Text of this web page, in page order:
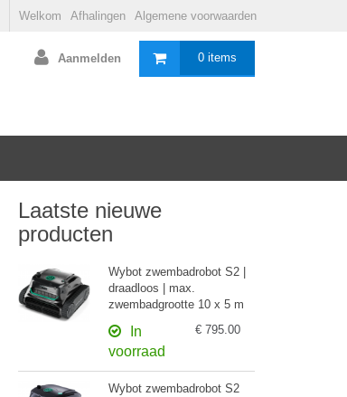
Welkom Afhalingen Algemene voorwaarden
0 items
Aanmelden
Laatste nieuwe
producten
Wybot zwembadrobot S2 |
draadloos | max.
zwembadgrootte 10 x 5 m
In
voorraad
€ 795.00
Wybot zwembadrobot S2